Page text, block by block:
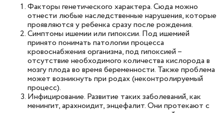
Факторы генетического характера. Сюда можно
отнести любые наследственные нарушения, которые
проявляются у ребенка сразу после рождения.
Симптомы ишемии или гипоксии. Под ишемией
принято понимать патологии процесса
кровоснабжения организма, под гипоксией –
отсутствие необходимого количества кислорода в
мозгу плода во время беременности. Также проблема
может возникнуть при родах (неконтролируемый
процесс).
Инфицирование. Развитие таких заболеваний, как
менингит, арахноидит, энцефалит. Они протекают с